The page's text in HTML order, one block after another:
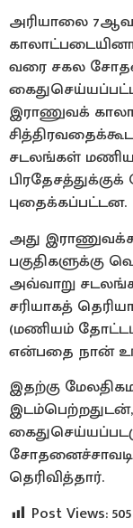
அரியாலை
வரை சகல
இராணுவக்
சடலங்கள்
புதைக்கப்பட்டன.
அது
பகுதிகளுக்கு
அவ்வாறு
சரியாகத்
(மணியம்
என்பதை நான்
இதற்கு
தெரிவித்தார்.
Post Views:505